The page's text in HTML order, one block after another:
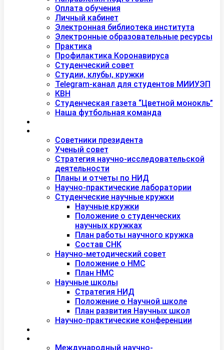
Оплата обучения
Личный кабинет
Электронная библиотека института
Электронные образовательные ресурсы
Практика
Профилактика Коронавируса
Студенческий совет
Студии, клубы, кружки
Telegram-канал для студентов МИИУЭП
КВН
Студенческая газета “Цветной монокль”
Наша футбольная команда
Советники президента
Ученый совет
Стратегия научно-исследовательской
деятельности
Планы и отчеты по НИД
Научно-практические лаборатории
Студенческие научные кружки
Научные кружки
Положение о студенческих
научных кружках
План работы научного кружка
Состав СНК
Научно-методический совет
Положение о НМС
План НМС
Научные школы
Стратегия НИД
Положение о Научной школе
План развития Научных школ
Научно-практические конференции
Международный научно-